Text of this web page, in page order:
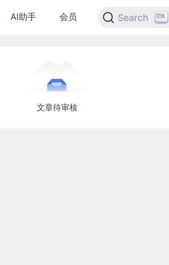
AI助手 会员 Search
文章待审核